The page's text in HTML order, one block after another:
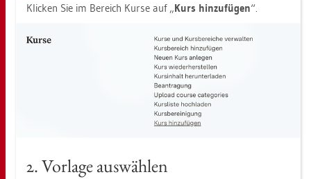
Kli­cken Sie im Be­reich Kurse auf „Kurs hin­zu­fü­gen“.
2. Vor­la­ge aus­wäh­len